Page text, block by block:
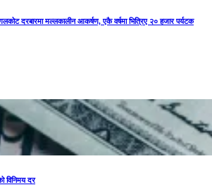
गलकोट दरबारमा मल्लकालीन आकर्षण, एकै वर्षमा भित्रिए २० हजार पर्यटक
विनिमय दर